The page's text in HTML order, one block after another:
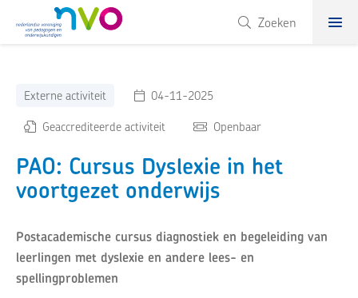
NVO Zoeken
Externe activiteit
04-11-2025
Geaccrediteerde activiteit
Openbaar
PAO: Cursus Dyslexie in het
voortgezet onderwijs
Postacademische cursus diagnostiek en begeleiding van
leerlingen met dyslexie en andere lees- en
spellingproblemen